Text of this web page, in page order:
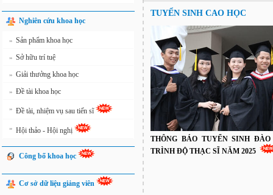
Nghiên cứu khoa học
» Sản phẩm khoa học
» Sở hữu trí tuệ
» Giải thưởng khoa học
» Đề tài khoa học
» Đề tài, nhiệm vụ sau tiến sĩ
» Hội thảo - Hội nghị
Công bố khoa học
Cơ sở dữ liệu giảng viên
TUYỂN SINH CAO HỌC
THÔNG BÁO TUYỂN SINH ĐÀO
TRÌNH ĐỘ THẠC SĨ NĂM 2025